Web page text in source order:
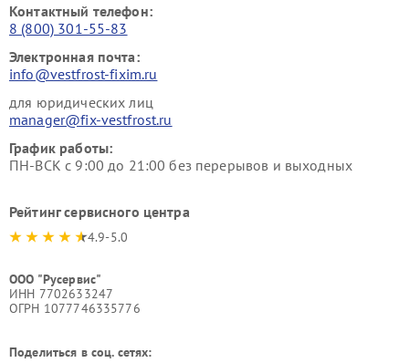
Контактный телефон:
8 (800) 301-55-83
Электронная почта:
info@vestfrost-fixim.ru
для юридических лиц
manager@fix-vestfrost.ru
График работы:
ПН-ВСК с 9:00 до 21:00 без перерывов и выходных
Рейтинг сервисного центра
4.9-5.0
ООО "Русервис"
ИНН 7702633247
ОГРН 1077746335776
Поделиться в соц. сетях: